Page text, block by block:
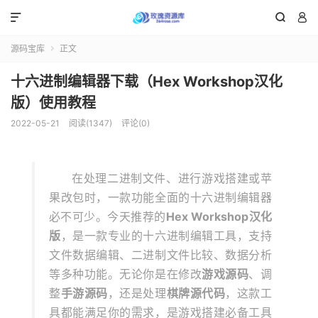
 

源码宝库  正文
十六进制编辑器下载（Hex Workshop汉化
版）使用教程
2022-05-21 阅读(1347) 评论(0)
在处理二进制文件、进行游戏搭建或苹
果改包时，一款功能全面的十六进制编辑器
必不可少。今天推荐的Hex Workshop汉化
版 ，是一款专业的十六进制编辑工具，支持
文件数据编辑、二进制文件比较、数据分析
等多种功能。无论你是在修改游戏源码、调
整手游源码 ，还是处理棋牌源代码，这款工
具都能满足你的需求，是游戏搭建必备工具